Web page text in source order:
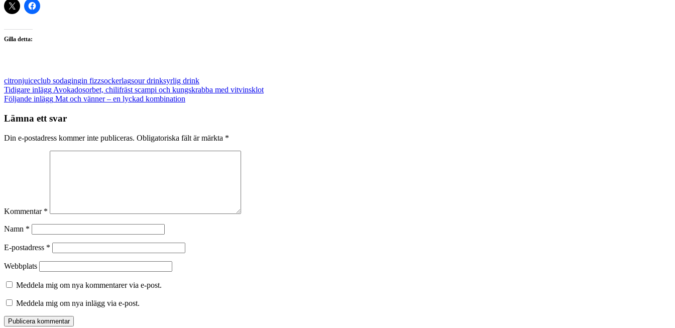
Gilla detta:
citronjuiceclub sodagingin fizzsockerlagsour drinksyrlig drink
Inläggsnavigering
Tidigare inlägg Avokadosorbet, chilifräst scampi och kungskrabba med vitvinsklot
Följande inlägg Mat och vänner – en lyckad kombination
Lämna ett svar
Din e-postadress kommer inte publiceras. Obligatoriska fält är märkta *
Kommentar *
Namn *
E-postadress *
Webbplats
Meddela mig om nya kommentarer via e-post.
Meddela mig om nya inlägg via e-post.